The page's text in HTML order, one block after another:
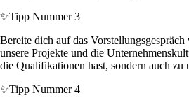
✨Tipp Nummer 3
Bereite dich auf das
unsere Projekte und die
die Qualifikationen hast, sondern auch zu
✨Tipp Nummer 4